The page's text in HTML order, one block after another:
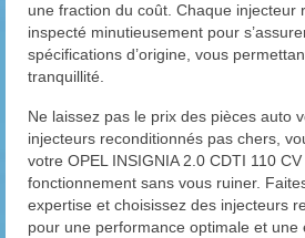
une fraction du coût. Chaque injecteur
inspecté minutieusement pour
spécifications d’origine, vous
tranquillité.
Ne laissez pas le prix des pièces auto
injecteurs reconditionnés pas chers,
votre OPEL INSIGNIA 2.0 CDTI 110
fonctionnement sans vous ruiner.
expertise et choisissez des injecteurs
pour une performance optimale et une